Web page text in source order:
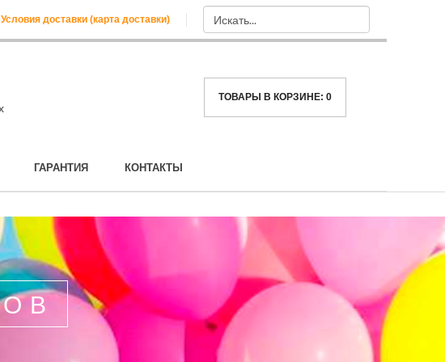
Условия доставки (карта доставки)
ТОВАРЫ В КОРЗИНЕ: 0
ГАРАНТИЯ КОНТАКТЫ